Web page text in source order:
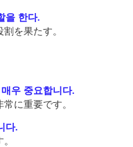
을 한다.
を果たす。
우 중요합니다.
に重要です。
다.